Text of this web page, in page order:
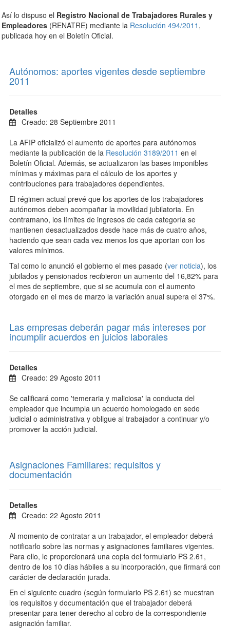
Así lo dispuso el Registro Nacional de Trabajadores Rurales y
Empleadores (RENATRE) mediante la Resolución 494/2011 ,
publicada hoy en el Boletín Oficial.
Autónomos: aportes vigentes desde septiembre
2011
Detalles
Creado: 28 Septiembre 2011
La AFIP oficializó el aumento de aportes para autónomos
mediante la publicación de la Resolución 3189/2011 en el
Boletín Oficial. Además, se actualizaron las bases imponibles
mínimas y máximas para el cálculo de los aportes y
contribuciones para trabajadores dependientes.
El régimen actual prevé que los aportes de los trabajadores
autónomos deben acompañar la movilidad jubilatoria. En
contramano, los límites de ingresos de cada categoría se
mantienen desactualizados desde hace más de cuatro años,
haciendo que sean cada vez menos los que aportan con los
valores mínimos.
Tal como lo anunció el gobierno el mes pasado (ver noticia), los
jubilados y pensionados recibieron un aumento del 16,82% para
el mes de septiembre, que si se acumula con el aumento
otorgado en el mes de marzo la variación anual supera el 37%.
Las empresas deberán pagar más intereses por
incumplir acuerdos en juicios laborales
Detalles
Creado: 29 Agosto 2011
Se calificará como 'temeraria y maliciosa' la conducta del
empleador que incumpla un acuerdo homologado en sede
judicial o administrativa y obligue al trabajador a continuar y/o
promover la acción judicial.
Asignaciones Familiares: requisitos y
documentación
Detalles
Creado: 22 Agosto 2011
Al momento de contratar a un trabajador, el empleador deberá
notificarlo sobre las normas y asignaciones familiares vigentes.
Para ello, le proporcionará una copia del formulario PS 2.61,
dentro de los 10 días hábiles a su incorporación, que firmará con
carácter de declaración jurada.
En el siguiente cuadro (según formulario PS 2.61) se muestran
los requisitos y documentación que el trabajador deberá
presentar para tener derecho al cobro de la correspondiente
asignación familiar.